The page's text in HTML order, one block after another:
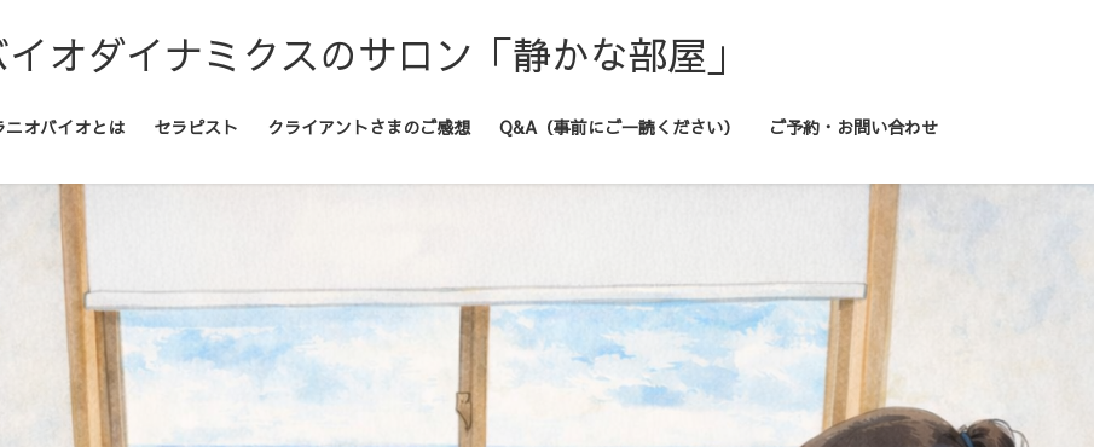
オダイナミクスのサロン「静かな部屋」
オバイオとは セラピスト クライアントさまのご感想 Q&A（事前にご一読ください） ご予約・お問い合わせ